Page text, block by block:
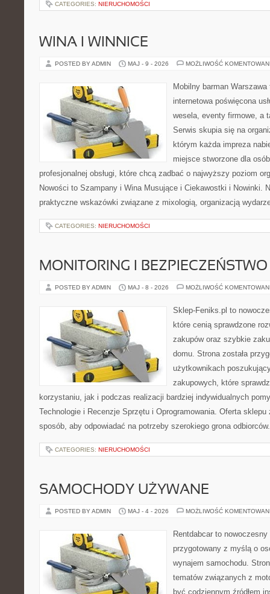
CATEGORIES: NIERUCHOMOŚCI
WINA I WINNICE
POSTED BY ADMIN MAJ - 9 - 2026 MOŻLIWOŚĆ
Mobilny barman
internetowa poświęcona
wesela, eventy firmowe, a
Serwis skupia się na
którym każda impreza
miejsce stworzone dla
profesjonalnej obsługi, które chcą zadbać o najwyższy poziom
Nowości to Szampany i Wina Musujące i Ciekawostki i Nowinki.
praktyczne wskazówki związane z mixologią, organizacją
CATEGORIES: NIERUCHOMOŚCI
MONITORING I
POSTED BY ADMIN MAJ - 8 - 2026 MOŻLIWOŚĆ
Sklep-Feniks.pl to
które cenią sprawdzone
zakupów oraz szybkie
domu. Strona została
użytkownikach
zakupowych, które
korzystaniu, jak i podczas realizacji bardziej indywidualnych
Technologie i Recenzje Sprzętu i Oprogramowania. Oferta sklepu
sposób, aby odpowiadać na potrzeby szerokiego grona
CATEGORIES: NIERUCHOMOŚCI
SAMOCHODY UŻYWANE
POSTED BY ADMIN MAJ - 4 - 2026 MOŻLIWOŚĆ
Rentdabcar to
przygotowany z myślą o
wynajem samochodu.
tematów związanych z
być codziennym źródłem